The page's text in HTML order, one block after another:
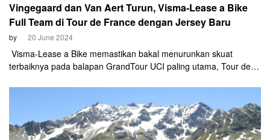
Vingegaard dan Van Aert Turun, Visma-Lease a Bike
Full Team di Tour de France dengan Jersey Baru
by 20 June 2024
Visma-Lease a Bike memastikan bakal menurunkan skuat
terbaiknya pada balapan GrandTour UCI paling utama, Tour de
dan Wout van Aert ke Prancis.